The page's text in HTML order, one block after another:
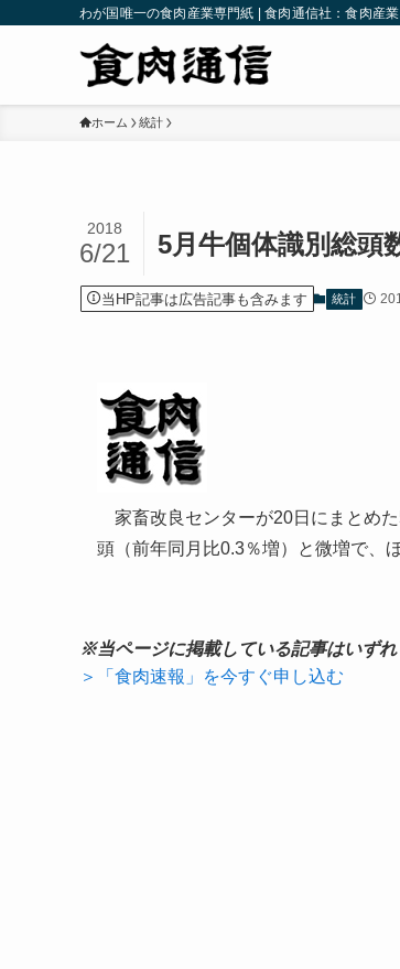
わが国唯一の食肉産業専門紙 | 食肉通信社：食肉産
ホーム 統計
5月牛個体識別総頭
2018
6/21
当HP記事は広告記事も含みます 統計
家畜改良センターが20日にまとめ
頭（前年同月比0.3％増）と微増で、
※当ページに掲載している記事はいず
＞「食肉速報」を今すぐ申し込む